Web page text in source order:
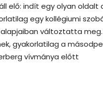
elő: indít egy olyan oldalt
egy kollégiumi
változtatta meg.
gyakorlatilag a
vívmánya előtt